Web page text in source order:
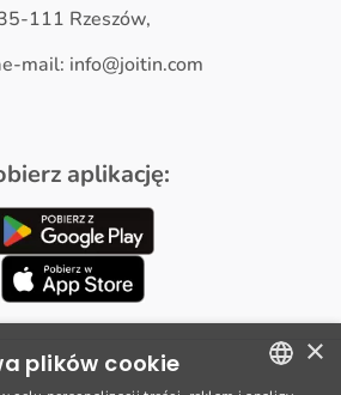
111 Rzeszów,
mail: info@joitin.com
aplikację:
×
plików cookie